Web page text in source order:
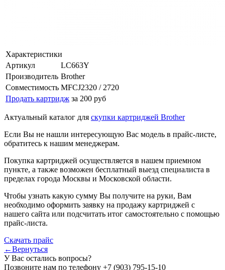
Характеристики
Артикул
LC663Y
Производитель Brother
Совместимость MFCJ2320 / 2720
Продать картридж за 200 руб
Актуальный каталог для скупки картриджей Brother
Если Вы не нашли интересующую Вас модель в прайс-листе,
обратитесь к нашим менеджерам.
Покупка картриджей осуществляется в нашем приемном
пункте, а также возможен бесплатный выезд специалиста в
пределах города Москвы и Московской области.
Чтобы узнать какую сумму Вы получите на руки, Вам
необходимо оформить заявку на продажу картриджей с
нашего сайта или подсчитать итог самостоятельно с помощью
прайс-листа.
Скачать прайс
←Вернуться
У Вас остались вопросы?
Позвоните нам по телефону +7 (903) 795-15-10